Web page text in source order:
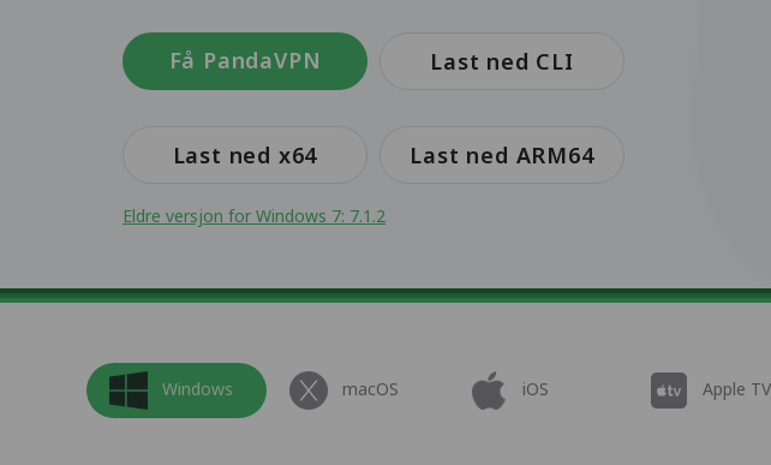
Få PandaVPN Last ned CLI
Last ned x64 Last ned ARM64
Eldre versjon for Windows 7: 7.1.2
Windows macOS iOS Apple TV